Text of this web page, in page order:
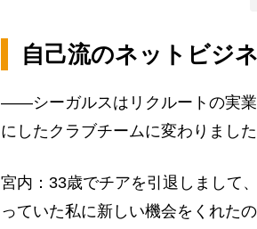
自己流のネットビジ
――シーガルスはリクルートの実
にしたクラブチームに変わりました
宮内：33歳でチアを引退しまして
っていた私に新しい機会をくれた